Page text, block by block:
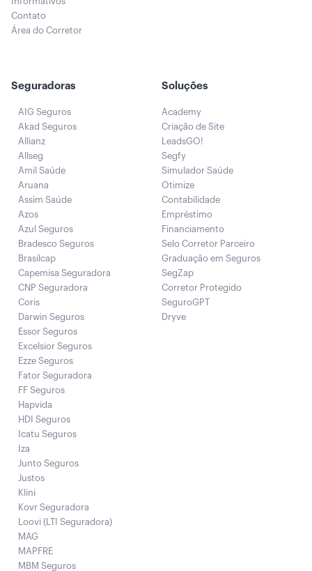
Contato
Área do Corretor
Seguradoras
AIG Seguros
Akad Seguros
Allianz
Allseg
Amil Saúde
Aruana
Assim Saúde
Azos
Azul Seguros
Bradesco Seguros
Brasilcap
Capemisa Seguradora
CNP Seguradora
Coris
Darwin Seguros
Essor Seguros
Excelsior Seguros
Ezze Seguros
Fator Seguradora
FF Seguros
Hapvida
HDI Seguros
Icatu Seguros
Iza
Junto Seguros
Justos
Klini
Kovr Seguradora
Loovi (LTI Seguradora)
MAG
MAPFRE
MBM Seguros
Soluções
Academy
Criação de Site
LeadsGO!
Segfy
Simulador Saúde
Otimize
Contabilidade
Empréstimo
Financiamento
Selo Corretor Parceiro
Graduação em Seguros
SegZap
Corretor Protegido
SeguroGPT
Dryve